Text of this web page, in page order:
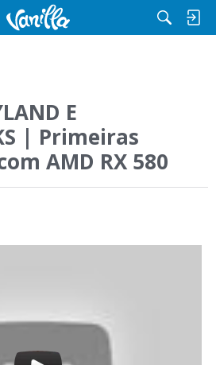
E
| Primeiras
AMD RX 580